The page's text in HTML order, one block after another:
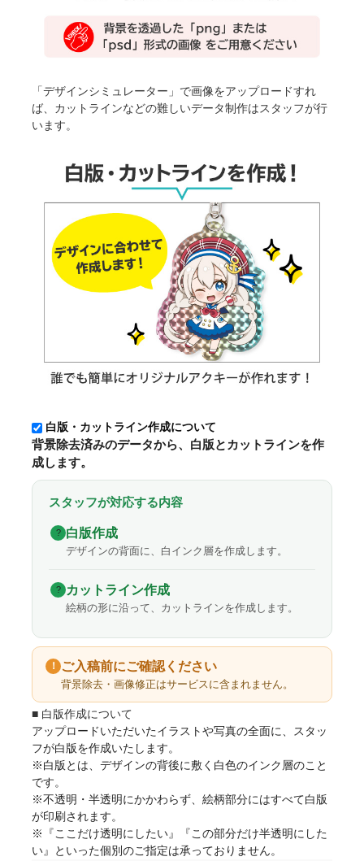
「デザインシミュレーター」で画像をアップロードすれ
ば、カットラインなどの難しいデータ制作はスタッフが行
います。
白版・カットライン作成について
背景除去済みのデータから、白版とカットラインを作
成します。
スタッフが対応する内容
? 白版作成
デザインの背面に、白インク層を作成します。
? カットライン作成
絵柄の形に沿って、カットラインを作成します。
！ ご入稿前にご確認ください
背景除去・画像修正はサービスに含まれません。
■ 白版作成について
アップロードいただいたイラストや写真の全面に、スタッ
フが白版を作成いたします。
※白版とは、デザインの背後に敷く白色のインク層のこと
です。
※不透明・半透明にかかわらず、絵柄部分にはすべて白版
が印刷されます。
※『ここだけ透明にしたい』『この部分だけ半透明にした
い』といった個別のご指定は承っておりません。